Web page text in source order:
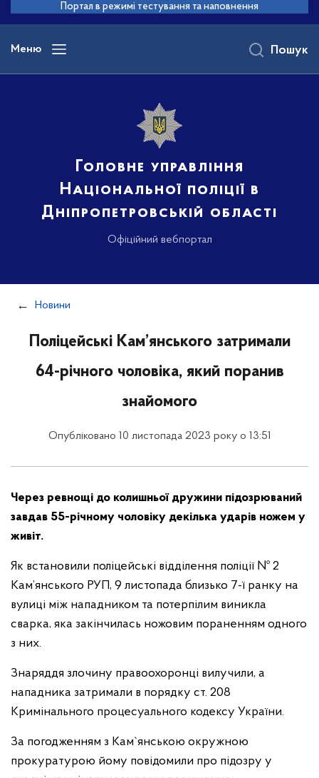
основного
вмісту
Портал в режимі тестування та наповнення
Меню
Головне управління
Національної поліції в
Дніпропетровській області
Офіційний вебпортал
Пошук
Новини
Поліцейські Кам’янського затримали
64-річного чоловіка, який поранив
знайомого
Опубліковано 10 листопада 2023 року о 13:51
Через ревнощі до колишньої дружини підозрюваний
завдав 55-річному чоловіку декілька ударів ножем у
живіт.
Як встановили поліцейські відділення поліції № 2
Кам’янського РУП, 9 листопада близько 7-ї ранку на
вулиці між нападником та потерпілим виникла
сварка, яка закінчилась ножовим пораненням одного
з них.
Знаряддя злочину правоохоронці вилучили, а
нападника затримали в порядку ст. 208
Кримінального процесуального кодексу України.
За погодженням з Кам`янською окружною
прокуратурою йому повідомили про підозру у